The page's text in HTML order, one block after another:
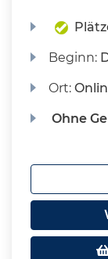
Beginn:
Ort:
Ohne